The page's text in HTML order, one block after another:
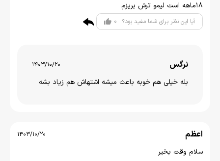
18ماهه است لیمو ترش بریزم
آیا این نظر برای شما مفید بود؟ 0
نرگس 1403/10/20
بله خیلی هم خوبه باعث میشه اشتهاش هم زیاد بشه
اعظم 1403/10/20
سلام وقت بخیر